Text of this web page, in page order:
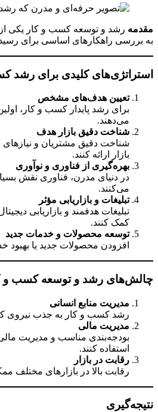
مقدمه رشد و توسعه کسب و کار یکی
به بررسی راهکارهای اساسی برای
استراتژی‌های کلیدی برای رشد
تعیین هدف‌های مشخص
برای رشد پایدار کسب و کار،
می‌دهند.
شناخت دقیق بازار هدف
شناخت دقیق مشتریان و
بازار ارائه کنند.
بهره‌گیری از فناوری و نوآوری
در دنیای مدرن، فناوری نقش
می‌کنند.
تبلیغات و بازاریابی مؤثر
تبلیغات هدفمند و بازاریابی
کمک کنند.
توسعه محصولات و خدمات جدید
افزودن محصولات جدید یا
چالش‌های رشد و توسعه کسب و
مدیریت منابع انسانی
رشد کسب و کار به جذب نیروی کار
مدیریت مالی
بودجه‌بندی مناسب و مدیریت
استفاده کنند.
رقابت در بازار
رقابت بالا در بازارهای مختلف
نتیجه‌گیری